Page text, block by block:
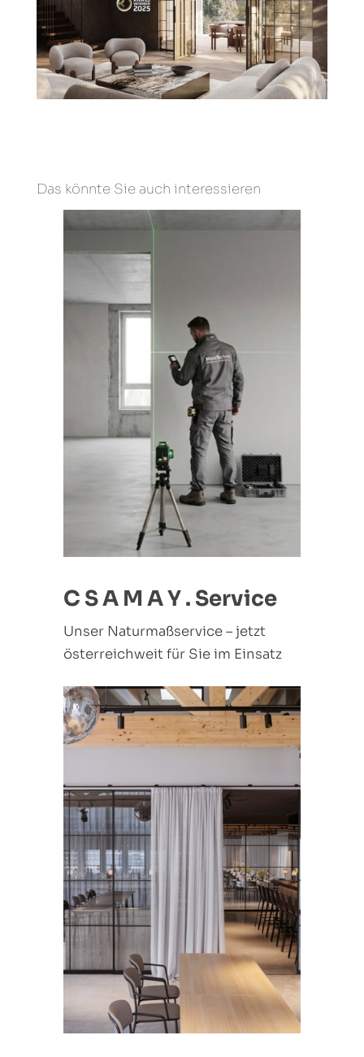
Das könnte Sie auch interessieren
C S A M A Y . Service
Unser Naturmaßservice – jetzt
österreichweit für Sie im Einsatz